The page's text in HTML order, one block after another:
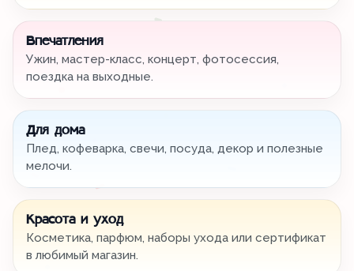
Впечатления
Ужин, мастер-класс, концерт, фотосессия,
поездка на выходные.
Для дома
Плед, кофеварка, свечи, посуда, декор и полезные
мелочи.
Красота и уход
Косметика, парфюм, наборы ухода или сертификат
в любимый магазин.